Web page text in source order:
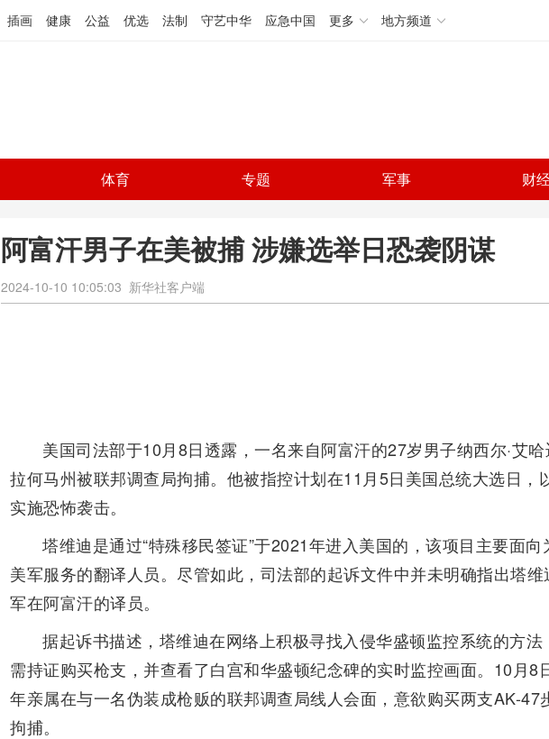
插画 健康 公益 优选 法制 守艺中华 应急中国 更多 地方频道
体育 专题 军事 财
阿富汗男子在美被捕 涉嫌选举日恐袭阴谋
2024-10-10 10:05:03 新华社客户端
美国司法部于10月8日透露，一名来自阿富汗的27岁男子纳西尔·艾
拉何马州被联邦调查局拘捕。他被指控计划在11月5日美国总统大选日，
实施恐怖袭击。
塔维迪是通过“特殊移民签证”于2021年进入美国的，该项目主要面
美军服务的翻译人员。尽管如此，司法部的起诉文件中并未明确指出塔
军在阿富汗的译员。
据起诉书描述，塔维迪在网络上积极寻找入侵华盛顿监控系统的方
需持证购买枪支，并查看了白宫和华盛顿纪念碑的实时监控画面。10月8
年亲属在与一名伪装成枪贩的联邦调查局线人会面，意欲购买两支AK-47
拘捕。